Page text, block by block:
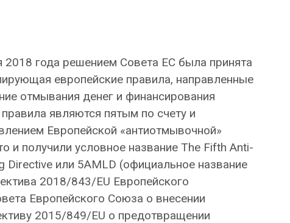
года решением Совета ЕС была принята
европейские правила, направленные
отмывания денег и финансирования
являются пятым по счету и
Европейской «антиотмывочной»
и получили условное название The Fifth Anti-
Directive или 5AMLD (официальное название
2018/843/EU Европейского
Европейского Союза о внесении
2015/849/ЕU о предотвращении